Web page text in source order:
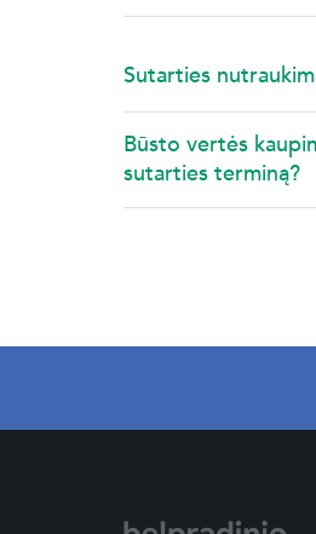
Sutarties
Būsto vertės
sutarties terminą?